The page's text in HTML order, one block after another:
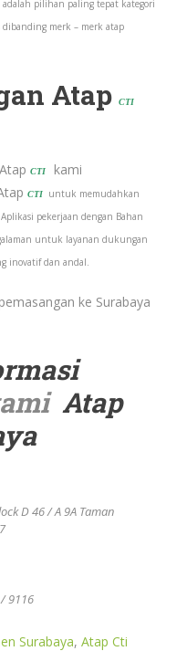
adalah pilihan paling tepat kategori
merk – merk atap
Atap CTI
CTI
kami
CTI
untuk memudahkan
pekerjaan dengan Bahan
untuk layanan dukungan
inovatif dan andal.
ke Surabaya
Atap
D 46 / A 9A Taman
9116
Surabaya, Atap Cti